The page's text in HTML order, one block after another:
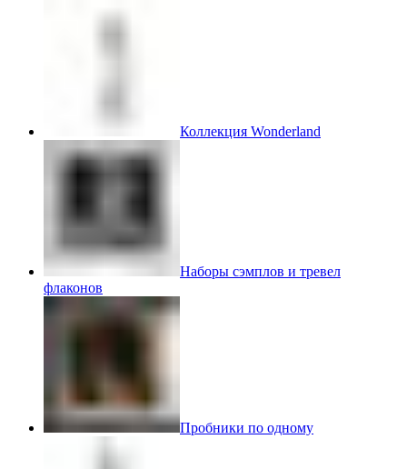
Коллекция Wonderland
Наборы сэмплов и тревел
флаконов
Пробники по одному